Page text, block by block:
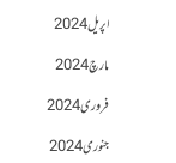
اپریل 2024
مارچ 2024
فروری 2024
جنوری 2024